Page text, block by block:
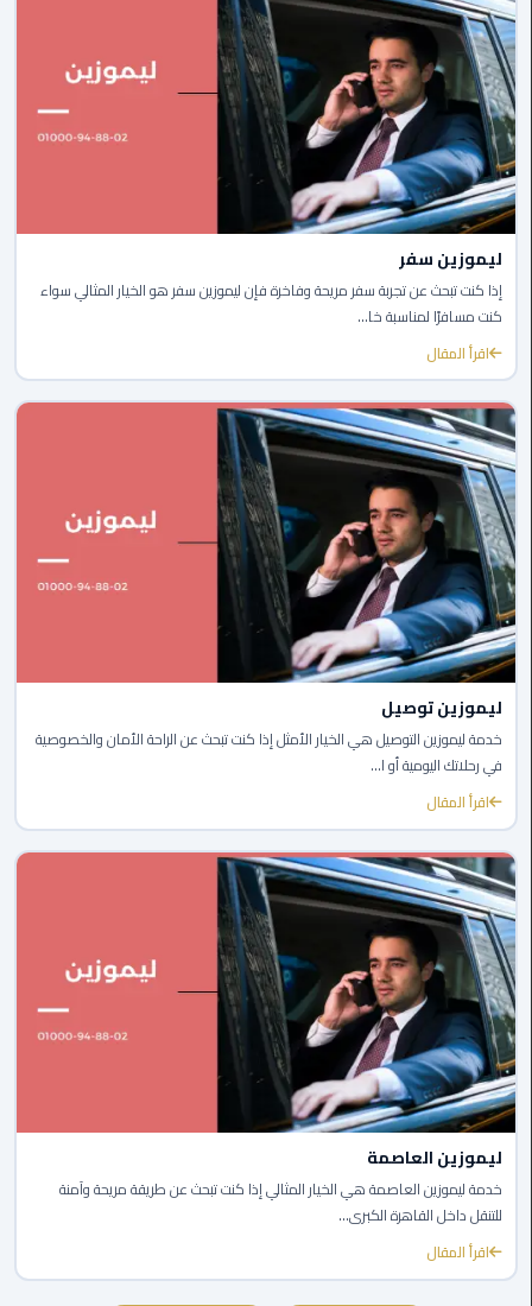
ليموزين
اون
لاين
ليموزين
الشروق
ليموزين
مدينتي
ليموزين
الرحاب
ليموزين
التجمع
الخامس
ليموزين
القاهرة
الجديدة
ليموزين
المقطم
ليموزين
المعادي
ليموزين
العاشر
من
رمضان
ليموزين
الزمالك
ليموزين
المهندسين
ليموزين
مصر
الجديدة
ليموزين
مدينة
نصر
ليموزين سفر
إذا كنت تبحث عن تجربة سفر مريحة وفاخرة فإن ليموزين سفر هو الخيار المثالي سواء
كنت مسافرًا لمناسبة خا...
اقرأ المقال
ليموزين توصيل
خدمة ليموزين التوصيل هي الخيار الأمثل إذا كنت تبحث عن الراحة الأمان والخصوصية
في رحلاتك اليومية أو ا...
اقرأ المقال
ليموزين العاصمة
خدمة ليموزين العاصمة هي الخيار المثالي إذا كنت تبحث عن طريقة مريحة وآمنة
للتنقل داخل القاهرة الكبرى...
اقرأ المقال